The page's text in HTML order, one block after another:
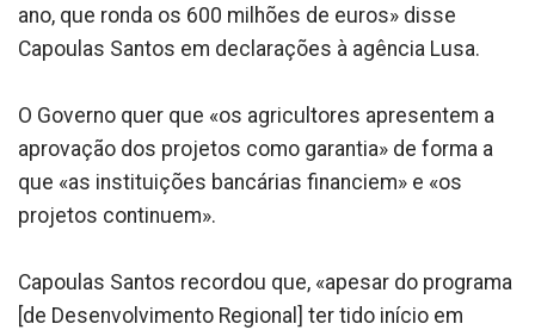
ano, que ronda os 600 milhões de euros» disse
Capoulas Santos em declarações à agência Lusa.
O Governo quer que «os agricultores apresentem a
aprovação dos projetos como garantia» de forma a
que «as instituições bancárias financiem» e «os
projetos continuem».
Capoulas Santos recordou que, «apesar do programa
[de Desenvolvimento Regional] ter tido início em